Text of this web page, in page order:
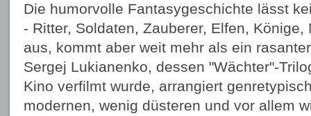
Die humorvolle Fantasygeschichte lässt
- Ritter, Soldaten, Zauberer, Elfen, Könige,
aus, kommt aber weit mehr als ein
Sergej Lukianenko, dessen "Wächter"-
Kino verfilmt wurde, arrangiert
modernen, wenig düsteren und vor allem